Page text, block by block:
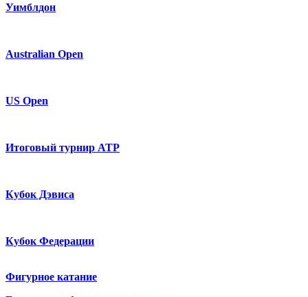
Уимблдон
Australian Open
US Open
Итоговый турнир ATP
Кубок Дэвиса
Кубок Федерации
Фигурное катание